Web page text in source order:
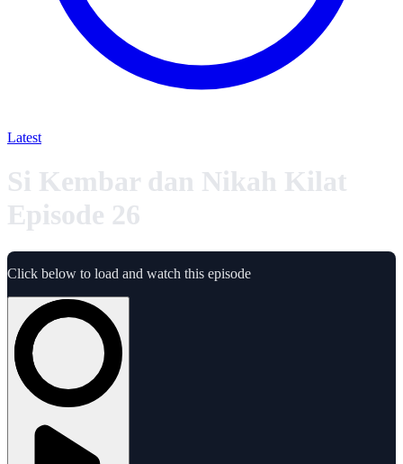
Latest
Si Kembar dan Nikah Kilat
Episode 26
Click below to load and watch this episode